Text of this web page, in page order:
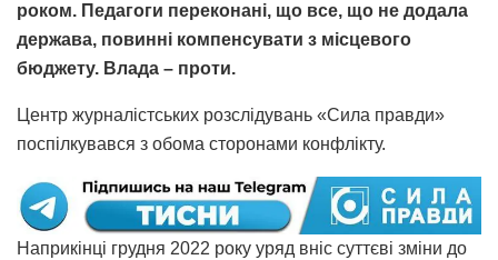
роком. Педагоги переконані, що все, що не додала
держава, повинні компенсувати з місцевого
бюджету. Влада – проти.
Центр журналістських розслідувань «Сила правди»
поспілкувався з обома сторонами конфлікту.
Наприкінці грудня 2022 року уряд вніс суттєві зміни до